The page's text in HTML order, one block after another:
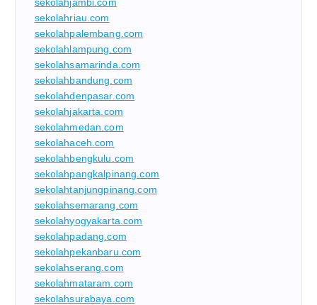
sekolahriau.com
sekolahpalembang.com
sekolahlampung.com
sekolahsamarinda.com
sekolahbandung.com
sekolahdenpasar.com
sekolahjakarta.com
sekolahmedan.com
sekolahaceh.com
sekolahbengkulu.com
sekolahpangkalpinang.com
sekolahtanjungpinang.com
sekolahsemarang.com
sekolahyogyakarta.com
sekolahpadang.com
sekolahpekanbaru.com
sekolahserang.com
sekolahmataram.com
sekolahsurabaya.com